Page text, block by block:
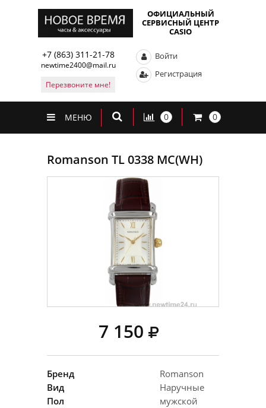
ОФИЦИАЛЬНЫЙ
СЕРВИСНЫЙ ЦЕНТР
CASIO
+7 (863) 311-21-78
newtime2400@mail.ru
Перезвоните мне!
Войти
Регистрация
МЕНЮ 0 0
Romanson TL 0338 MC(WH)
7 150
Бренд
Romanson
Вид
Наручные
Пол
мужской